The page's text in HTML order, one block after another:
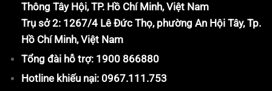
Thông Tây Hội, TP. Hồ Chí Minh, Việt Nam
Trụ sở 2: 1267/4 Lê Đức Thọ, phường An Hội Tây, Tp.
Hồ Chí Minh, Việt Nam
Tổng đài hỗ trợ: 1900 866880
Hotline khiếu nại: 0967.111.753